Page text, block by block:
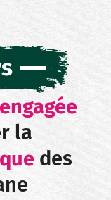
engagée
la
des